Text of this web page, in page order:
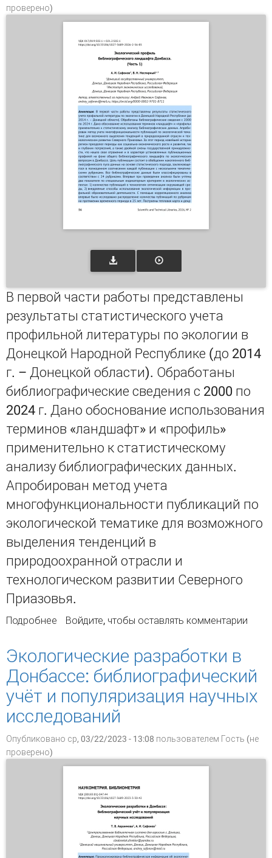
проверено)
В первой части работы представлены
результаты статистического учета
профильной литературы по экологии в
Донецкой Народной Республике (до 2014
г. – Донецкой области). Обработаны
библиографические сведения с 2000 по
2024 г. Дано обоснование использования
терминов «ландшафт» и «профиль»
применительно к статистическому
анализу библиографических данных.
Апробирован метод учета
многофункциональности публикаций по
экологической тематике для возможного
выделения тенденций в
природоохранной отрасли и
технологическом развитии Северного
Приазовья.
Подробнее о Экологический профиль
Войдите, чтобы оставлять комментарии
Экологические разработки в
Донбассе: библиографический
учёт и популяризация научных
исследований
Опубликовано ср, 03/22/2023 - 13:08 пользователем Гость (не
проверено)